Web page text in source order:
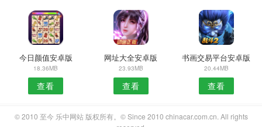
今日颜值安卓版
18.36MB
查看
网址大全安卓版
23.93MB
查看
书画交易平台安卓版
20.44MB
查看
© 2010 至今 乐中网站 版权所有。© Since 2010 chinacar.com.cn. All rights